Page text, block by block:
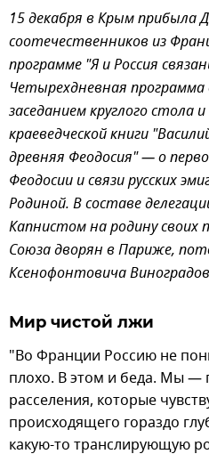
15 декабря в Крым прибыла
соотечественников из
программе "Я и Россия
Четырехдневная
заседанием круглого стола
краеведческой книги
древняя Феодосия" — о
Феодосии и связи русских
Родиной. В составе
Капнистом на родину своих
Союза дворян в Париже,
Ксенофонтовича
Мир чистой лжи
"Во Франции Россию не
плохо. В этом и беда. Мы —
расселения, которые
происходящего гораздо
какую-то транслирующую